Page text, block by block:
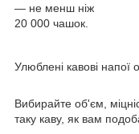
— не менш ніж
20 000 чашок.
Улюблені кавові напої
Вибирайте об'єм,
таку каву, як вам